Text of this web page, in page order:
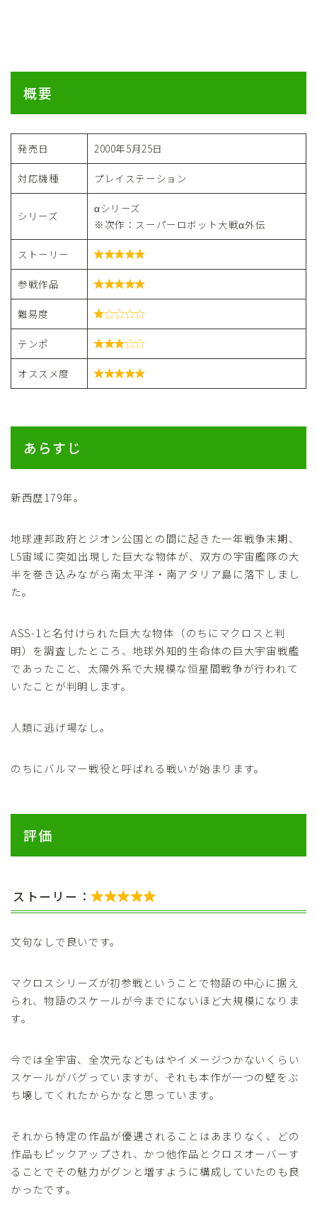
概要
発売日 2000年5月25日
対応機種 プレイステーション
シリーズ
αシリーズ
※次作：スーパーロボット大戦α外伝
ストーリー 
参戦作品 
難易度 
テンポ 
オススメ度 
あらすじ
新西歴179年。
地球連邦政府とジオン公国との間に起きた一年戦争末期、
L5宙域に突如出現した巨大な物体が、双方の宇宙艦隊の大
半を巻き込みながら南太平洋・南アタリア島に落下しまし
た。
ASS-1と名付けられた巨大な物体（のちにマクロスと判
明）を調査したところ、地球外知的生命体の巨大宇宙戦艦
であったこと、太陽外系で大規模な恒星間戦争が行われて
いたことが判明します。
人類に逃げ場なし。
のちにバルマー戦役と呼ばれる戦いが始まります。
評価
ストーリー： 
文句なしで良いです。
マクロスシリーズが初参戦ということで物語の中心に据え
られ、物語のスケールが今までにないほど大規模になりま
す。
今では全宇宙、全次元などもはやイメージつかないくらい
スケールがバグっていますが、それも本作が一つの壁をぶ
ち壊してくれたからかなと思っています。
それから特定の作品が優遇されることはあまりなく、どの
作品もピックアップされ、かつ他作品とクロスオーバーす
ることでその魅力がグンと増すように構成していたのも良
かったです。